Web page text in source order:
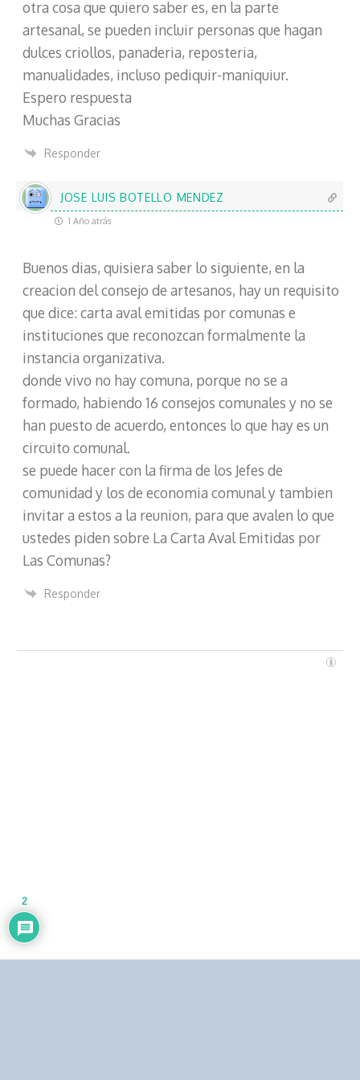
otra cosa que quiero saber es, en la parte
artesanal, se pueden incluir personas que hagan
dulces criollos, panaderia, reposteria,
manualidades, incluso pediquir-maniquiur.
Espero respuesta
Muchas Gracias
Responder
JOSE LUIS BOTELLO MENDEZ
1 Año atrás
Buenos dias, quisiera saber lo siguiente, en la
creacion del consejo de artesanos, hay un requisito
que dice: carta aval emitidas por comunas e
instituciones que reconozcan formalmente la
instancia organizativa.
donde vivo no hay comuna, porque no se a
formado, habiendo 16 consejos comunales y no se
han puesto de acuerdo, entonces lo que hay es un
circuito comunal.
se puede hacer con la firma de los Jefes de
comunidad y los de economia comunal y tambien
invitar a estos a la reunion, para que avalen lo que
ustedes piden sobre La Carta Aval Emitidas por
Las Comunas?
Responder
2